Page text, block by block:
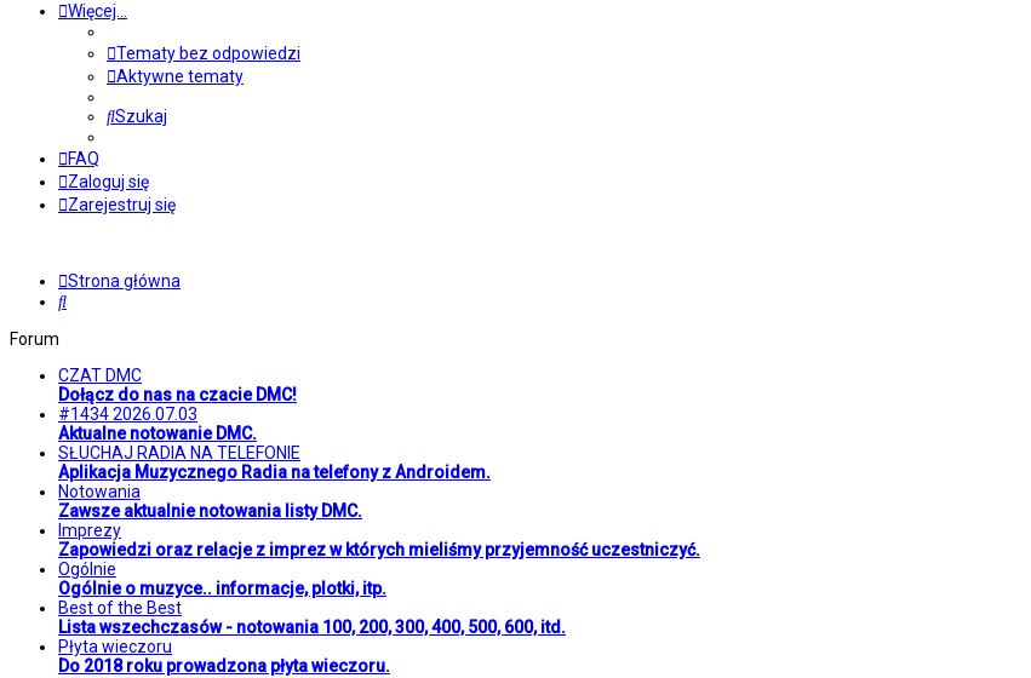
Więcej…
Tematy bez odpowiedzi
Aktywne tematy
Szukaj
FAQ
Zaloguj się
Zarejestruj się
Strona główna
Szukaj
Forum
CZAT DMC
Dołącz do nas na czacie DMC!
#1434 2026.07.03
Aktualne notowanie DMC.
SŁUCHAJ RADIA NA TELEFONIE
Aplikacja Muzycznego Radia na telefony z Androidem.
Notowania
Zawsze aktualnie notowania listy DMC.
Imprezy
Zapowiedzi oraz relacje z imprez w których mieliśmy przyjemność uczestniczyć.
Ogólnie
Ogólnie o muzyce.. informacje, plotki, itp.
Best of the Best
Lista wszechczasów - notowania 100, 200, 300, 400, 500, 600, itd.
Płyta wieczoru
Do 2018 roku prowadzona płyta wieczoru.